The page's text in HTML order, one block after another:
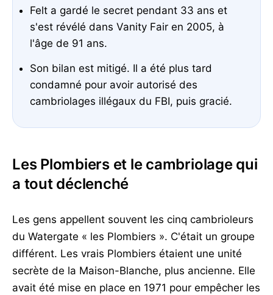
Felt a gardé le secret pendant 33 ans et
s'est révélé dans Vanity Fair en 2005, à
l'âge de 91 ans.
Son bilan est mitigé. Il a été plus tard
condamné pour avoir autorisé des
cambriolages illégaux du FBI, puis gracié.
Les Plombiers et le cambriolage qui
a tout déclenché
Les gens appellent souvent les cinq cambrioleurs
du Watergate « les Plombiers ». C'était un groupe
différent. Les vrais Plombiers étaient une unité
secrète de la Maison-Blanche, plus ancienne. Elle
avait été mise en place en 1971 pour empêcher les